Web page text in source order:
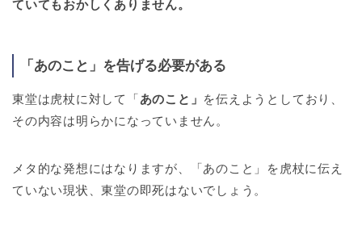
ていてもおかしくありません。
「あのこと」を告げる必要がある
東堂は虎杖に対して「あのこと」 を伝えようとしており、
その内容は明らかになっていません。
メタ的な発想にはなりますが、「あのこと」を虎杖に伝え
ていない現状、東堂の即死はないでしょう。